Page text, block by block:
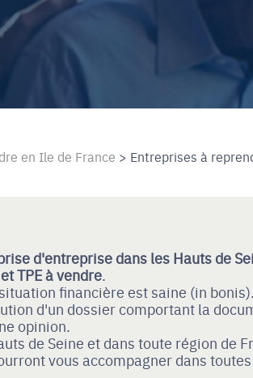
en Ile de France > Entreprises à
d'entreprise dans les Hauts de
TPE à vendre.
financière est saine (in
d'un dossier comportant la
opinion.
de Seine et dans toute région de
vous accompagner dans